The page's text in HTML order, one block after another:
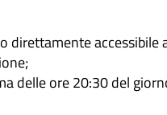
delle ore 20:30 del